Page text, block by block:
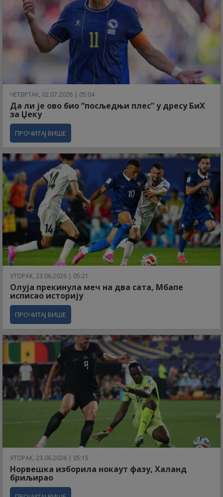
ЧЕТВРТАК, 02.07.2026 | 05:04
Да ли је ово био “посљедњи плес” у дресу БиХ
за Џеку
ПРОЧИТАЈ ВИШЕ
УТОРАК, 23.06.2026 | 05:21
Олуја прекинула меч на два сата, Мбапе
исписао историју
ПРОЧИТАЈ ВИШЕ
УТОРАК, 23.06.2026 | 05:15
Норвешка изборила нокаут фазу, Халанд
бриљирао